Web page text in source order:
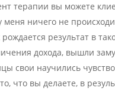
терапии вы можете
ничего не
результат в
дохода, вышли
свои научились
что вы делаете, в